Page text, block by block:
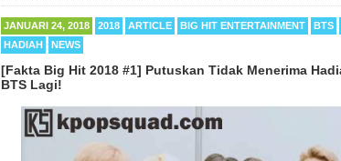
JANUARI 24, 2018 2018 ARTICLE BIG HIT ENTERTAINMENT BTS
HADIAH
NEWS
[Fakta Big Hit 2018 #1] Putuskan Tidak Menerima
BTS Lagi!